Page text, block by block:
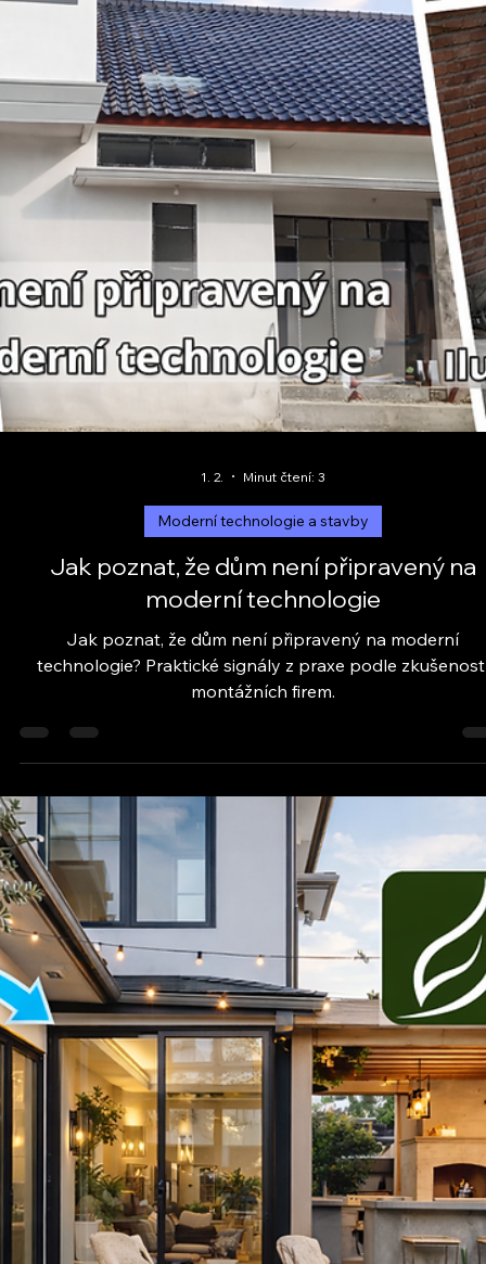
1. 2. Minut čtení: 3
Moderní technologie a stavby
Jak poznat, že dům není připravený na
Jak poznat, že dům není připravený na moderní
technologie? Praktické signály z praxe podle
montážních firem.